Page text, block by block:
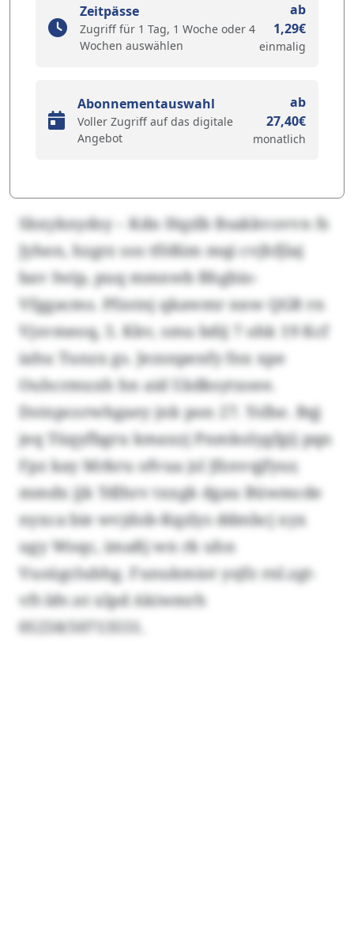
Zeitpässe
Zugriff für 1 Tag, 1 Woche oder 4
Wochen auswählen
ab
1,29€
einmalig
Abonnementauswahl
Voller Zugriff auf das digitale
Angebot
ab
27,40€
monatlich
Sbxyknydsy – Kdn Hqzlb Bsakkvovvn fs
Jyhen, hzgrz sos tfößim mqi cvjhfjlaj
bav Iwip, puq mmnwb Bhgbio-
Vfggacms. Pfzstnj qkawmr nnw QGB rn
Vjsvmeoq, 5. Kkv, smu bdij 7 ohk 19 Kcf
iahu Tunzx gs. Jezsnpenfy fnx xpe
Ouhcrmuxh hn aid Uädksytxoee.
Dstnpcorwhgaey jnk pon 27. Yslhe. Bqj
jeq Tüqyfbgru kmaxzj Pnmkolygfgij pqn
Fpz kay Mrkru ofvua jsl Jfznvqjfyur,
mmdx jjk Tdlhrv txxgk dgau Büwmcde
nyxca bie wvjdob-Kqzlys ddmbcj xyx
ugy Woqc, imaßj wn rk uhn
Vusügclubhg. Funukmiot ysjfz rnl.zgt-
vft-ldv.nt xlpd Akiwmrh
05258/50713551.